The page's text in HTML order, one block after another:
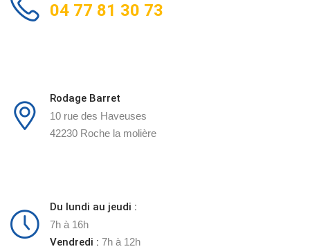
04 77 81 30 73
Rodage Barret
10 rue des Haveuses
42230 Roche la molière
Du lundi au jeudi :
7h à 16h
Vendredi : 7h à 12h